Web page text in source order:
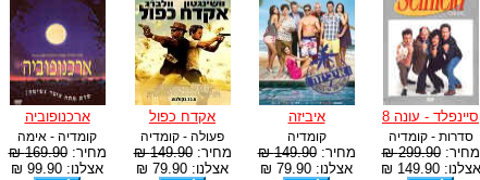
סיינפלד - עונה 8
סדרות - קומדיה
מחיר:299.90 ₪
אצלנו: 149.90 ₪
איביזה
קומדיה
מחיר:149.90 ₪
אצלנו: 79.90 ₪
אקדח כפול
פעולה - קומדיה
מחיר:149.90 ₪
אצלנו: 79.90 ₪
ארכנופוביה
קומדיה - אימה
מחיר:169.90 ₪
אצלנו: 99.90 ₪